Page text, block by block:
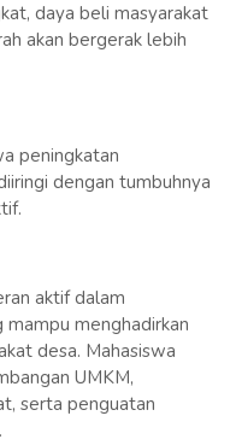
daya beli masyarakat
akan bergerak lebih
peningkatan
dengan tumbuhnya
aktif dalam
menghadirkan
desa. Mahasiswa
UMKM,
serta penguatan